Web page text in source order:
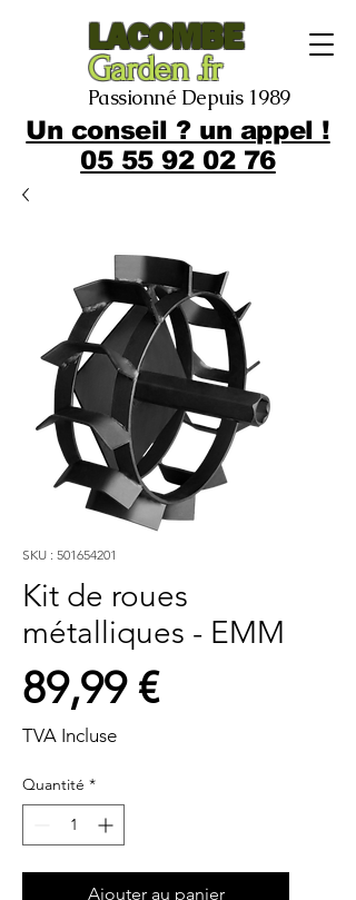
LACOMBE
Garden .fr
Passionné Depuis 1989
Un conseil ? un appel !
05 55 92 02 76
SKU : 501654201
Kit de roues
métalliques - EMM
89,99 €Prix
TVA Incluse
Quantité *
Ajouter au panier